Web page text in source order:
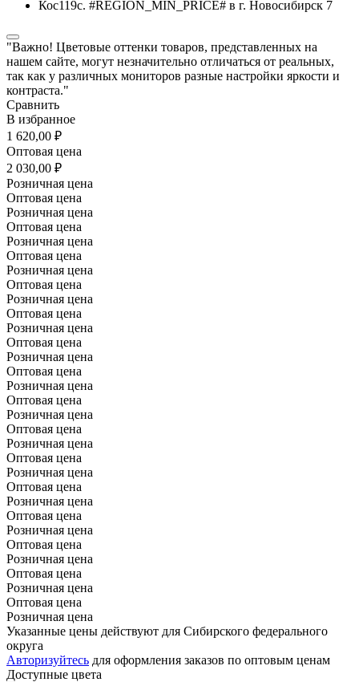
"Важно! Цветовые оттенки товаров, представленных на
нашем сайте, могут незначительно отличаться от реальных,
так как у различных мониторов разные настройки яркости и
контраста."
Сравнить
В избранное
1 620,00 ₽
Оптовая цена
2 030,00 ₽
Розничная цена
Оптовая цена
Розничная цена
Оптовая цена
Розничная цена
Оптовая цена
Розничная цена
Оптовая цена
Розничная цена
Оптовая цена
Розничная цена
Оптовая цена
Розничная цена
Оптовая цена
Розничная цена
Оптовая цена
Розничная цена
Оптовая цена
Розничная цена
Оптовая цена
Розничная цена
Оптовая цена
Розничная цена
Оптовая цена
Розничная цена
Оптовая цена
Розничная цена
Оптовая цена
Розничная цена
Оптовая цена
Розничная цена
Указанные цены действуют для Сибирского федерального
округа
Авторизуйтесь для оформления заказов по оптовым ценам
Доступные цвета